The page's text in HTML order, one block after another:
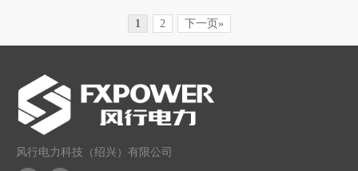
1 2 下一页»
风行电力科技（绍兴）有限公司